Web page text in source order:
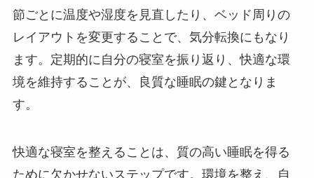
節ごとに温度や湿度を見直したり、ベッド周りの
レイアウトを変更することで、気分転換にもなり
ます。定期的に自分の寝室を振り返り、快適な環
境を維持することが、良質な睡眠の鍵となりま
す。
快適な寝室を整えることは、質の高い睡眠を得る
ために欠かせないステップです。環境を整え、自